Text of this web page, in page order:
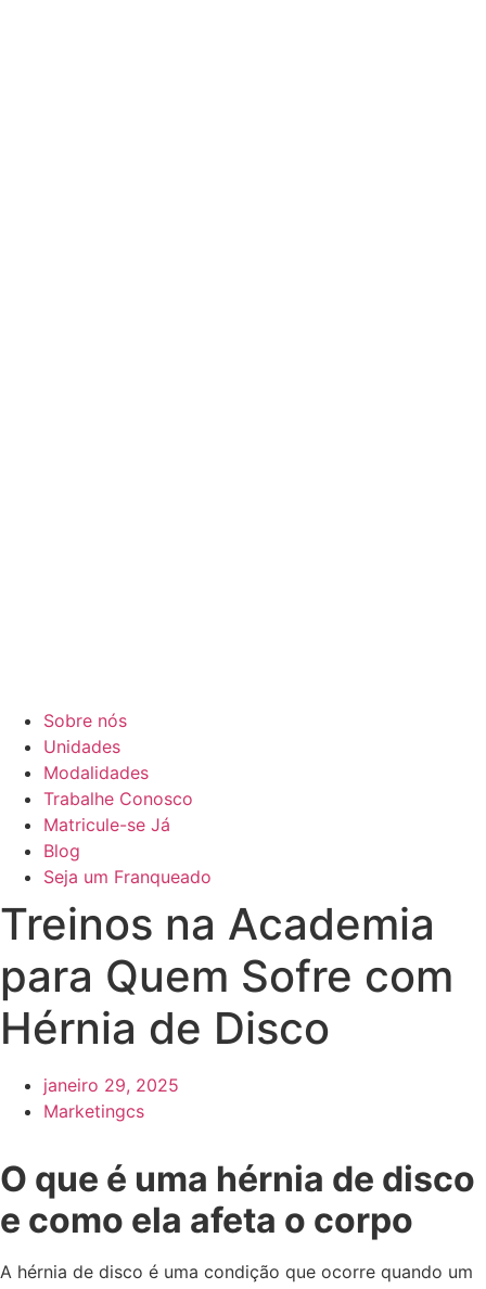
Sobre nós
Unidades
Modalidades
Trabalhe Conosco
Matricule-se Já
Blog
Seja um Franqueado
Treinos na Academia
para Quem Sofre com
Hérnia de Disco
janeiro 29, 2025
Marketingcs
O que é uma hérnia de disco
e como ela afeta o corpo
A hérnia de disco é uma condição que ocorre quando um